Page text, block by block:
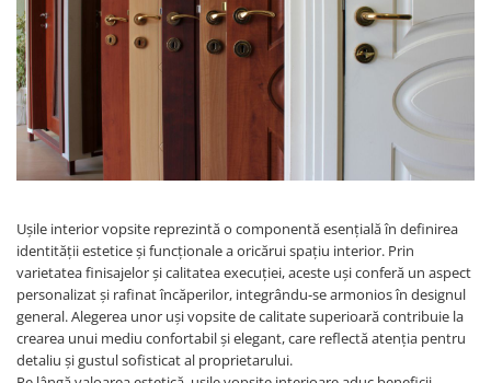
River 12 mm
Timeless 12mm
Woodstock 8mm
Woodstock PRO 8mm
Woodstock XL 10mm
Woodstock XL 8mm
ADO Floor - SPC
Finsa - Laminat
Finfloor 12mm
Finfloor XL 10mm
Style 8mm
Supreme 8mm
Kaindl - Laminat
Ușile interior vopsite reprezintă o componentă esențială în definirea
identității estetice și funcționale a oricărui spațiu interior. Prin
varietatea finisajelor și calitatea execuției, aceste uși conferă un aspect
personalizat și rafinat încăperilor, integrându-se armonios în designul
general. Alegerea unor uși vopsite de calitate superioară contribuie la
crearea unui mediu confortabil și elegant, care reflectă atenția pentru
detaliu și gustul sofisticat al proprietarului.